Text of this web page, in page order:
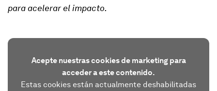
para acelerar el impacto.
Acepte nuestras cookies de marketing para
acceder a este contenido.
Estas cookies están actualmente deshabilitadas